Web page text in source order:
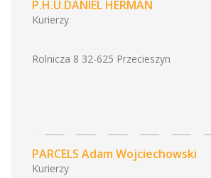
P.H.U.DANIEL HERMAN
Kurierzy
Rolnicza 8 32-625 Przecieszyn
PARCELS Adam Wojciechowski
Kurierzy